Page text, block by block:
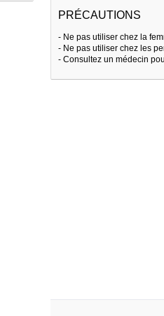
PRÉCAUTIONS
- Ne pas utiliser chez la
- Ne pas utiliser chez les
- Consultez un médecin